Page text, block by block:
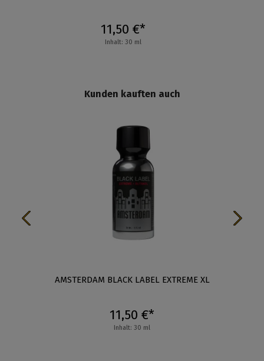
11,50 €*
Inhalt: 30 ml
Kunden kauften auch
AMSTERDAM BLACK LABEL EXTREME XL
11,50 €*
Inhalt: 30 ml